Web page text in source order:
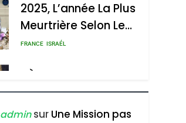
2025, L’année La Plus
Meurtrière Selon Le
Rapport D’ADL
FRANCE ISRAÉL
FIÈRE, DIGNE ET
RÉSILIENTE :
POURQUOI JE
ISRAÉL JUDAISME
adminsur Une Mission pas